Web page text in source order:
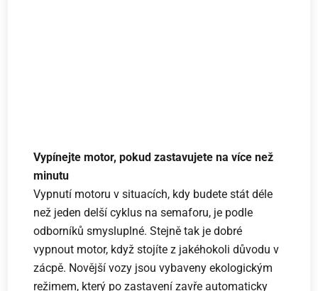
Vypínejte motor, pokud zastavujete na více než
minutu
Vypnutí motoru v situacích, kdy budete stát déle
než jeden delší cyklus na semaforu, je podle
odborníků smysluplné.Stejně tak je dobré
vypnout motor, když stojíte z jakéhokoli důvodu v
zácpě. Novější vozy jsou vybaveny ekologickým
režimem, který po zastavení zavře automaticky